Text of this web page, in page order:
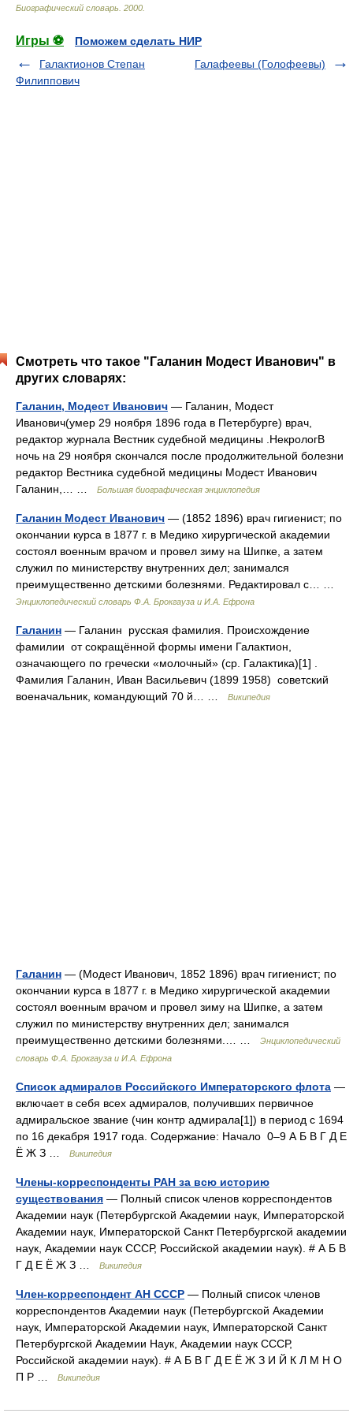
Биографический словарь 2000
Игры ⚽
Поможем сделать НИР
Галактионов Степан
Филиппович
Галафеевы (Голофеевы)
Смотреть что такое "Галанин Модест Иванович" в
других словарях:
Галанин, Модест Иванович — Галанин, Модест
Иванович(умер 29 ноября 1896 года в Петербурге) врач,
редактор журнала Вестник судебной медицины .НекрологВ
ночь на 29 ноября скончался после продолжительной болезни
редактор Вестника судебной медицины Модест Иванович
Галанин,… …
Большая биографическая энциклопедия
Галанин Модест Иванович — (1852 1896) врач гигиенист; по
окончании курса в 1877 г. в Медико хирургической академии
состоял военным врачом и провел зиму на Шипке, а затем
служил по министерству внутренних дел; занимался
преимущественно детскими болезнями. Редактировал с… …
Энциклопедический словарь Ф.А. Брокгауза и И.А. Ефрона
Галанин — Галанин русская фамилия. Происхождение
фамилии от сокращённой формы имени Галактион,
означающего по гречески «молочный» (ср. Галактика)[1] .
Фамилия Галанин, Иван Васильевич (1899 1958) советский
военачальник, командующий 70 й… …
Википедия
Галанин — (Модест Иванович, 1852 1896) врач гигиенист; по
окончании курса в 1877 г. в Медико хирургической академии
состоял военным врачом и провел зиму на Шипке, а затем
служил по министерству внутренних дел; занимался
преимущественно детскими болезнями.… …
Энциклопедический
словарь Ф.А. Брокгауза и И.А. Ефрона
Список адмиралов Российского Императорского флота —
включает в себя всех адмиралов, получивших первичное
адмиральское звание (чин контр адмирала[1]) в период с 1694
по 16 декабря 1917 года. Содержание: Начало 0–9 А Б В Г Д Е
Ё Ж З …
Википедия
Члены-корреспонденты РАН за всю историю
существования — Полный список членов корреспондентов
Академии наук (Петербургской Академии наук, Императорской
Академии наук, Императорской Санкт Петербургской академии
наук, Академии наук СССР, Российской академии наук). # А Б В
Г Д Е Ё Ж З …
Википедия
Член-корреспондент АН СССР — Полный список членов
корреспондентов Академии наук (Петербургской Академии
наук, Императорской Академии наук, Императорской Санкт
Петербургской Академии Наук, Академии наук СССР,
Российской академии наук). # А Б В Г Д Е Ё Ж З И Й К Л М Н О
П Р …
Википедия